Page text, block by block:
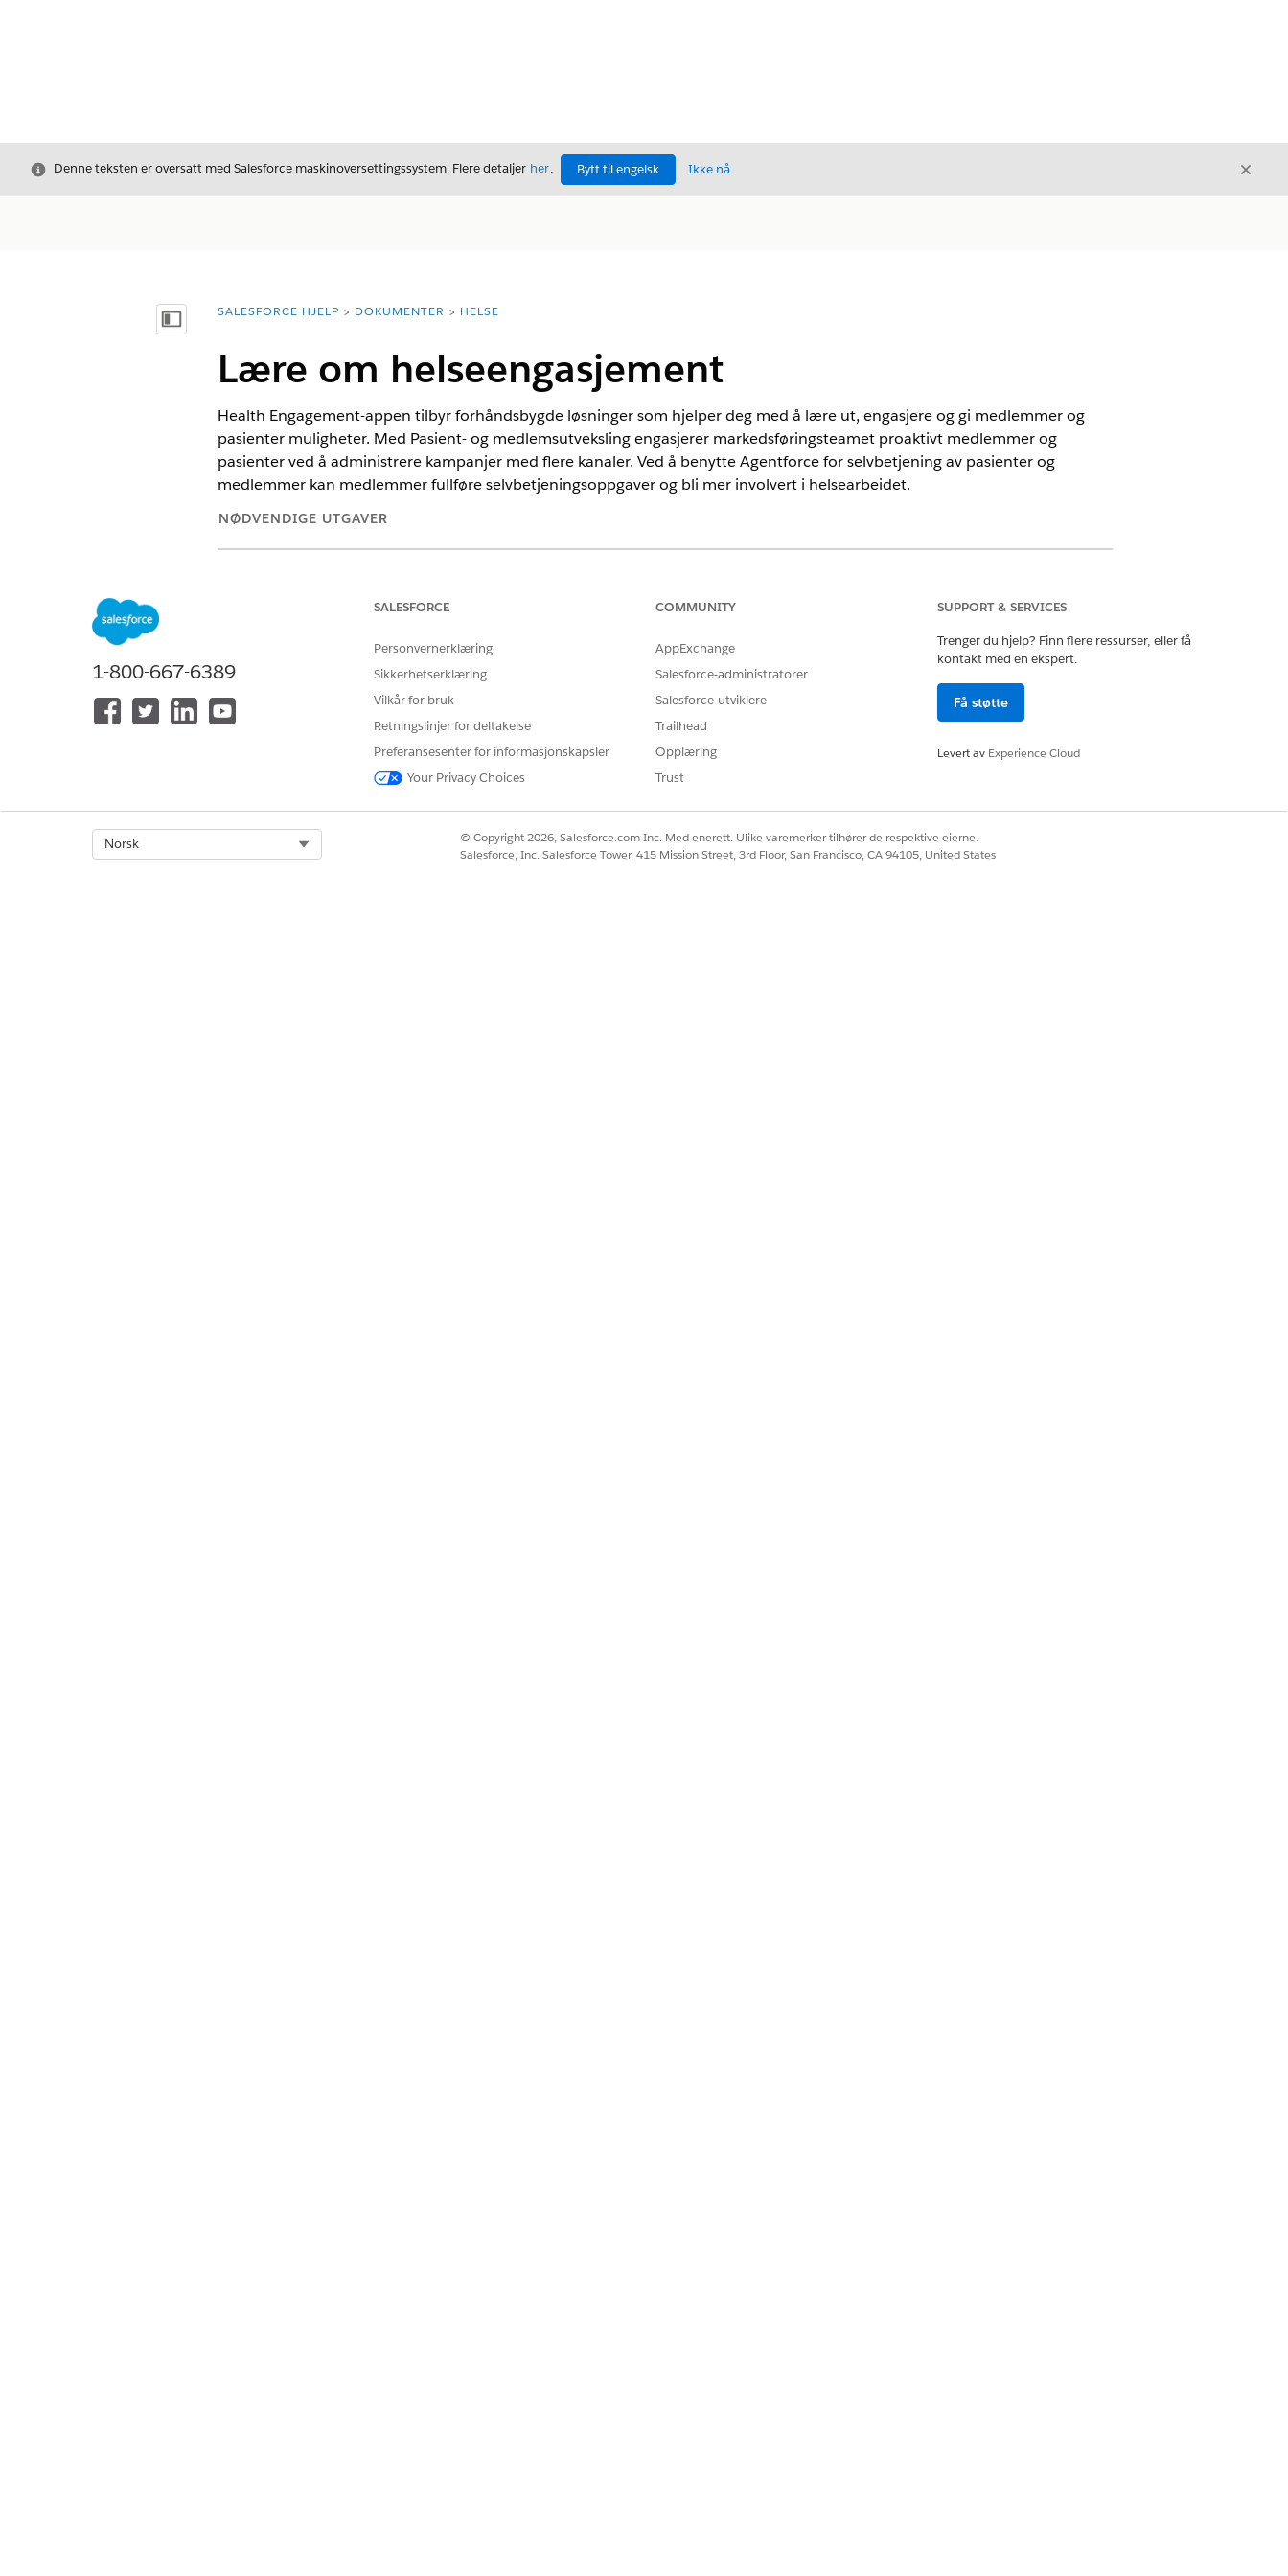
Avslutt
Denne teksten er oversatt med Salesforce maskinoversettingssystem. Flere detaljer her. Bytt til engelsk Ikke nå Avslutt
Vis innholdsfortegnelse
Du er her:
SALESFORCE HJELP DOKUMENTER HELSE
Lære om helseengasjement
Health Engagement-appen tilbyr forhåndsbygde løsninger som hjelper deg med å lære ut, engasjere og gi medlemmer og
pasienter muligheter. Med Pasient- og medlemsutveksling engasjerer markedsføringsteamet proaktivt medlemmer og
pasienter ved å administrere kampanjer med flere kanaler. Ved å benytte Agentforce for selvbetjening av pasienter og
medlemmer kan medlemmer fullføre selvbetjeningsoppgaver og bli mer involvert i helsearbeidet.
NØDVENDIGE UTGAVER
ogUnlimited Edition med tilleggslisenser for Health Cloud, Agentforce for Health Cloud og Data Cloud
Tilstandsengasjement integreres med Data 360 for å gi behandlingsmarkedsførere en fullstendig oversikt over et medlems
profil. Hvis du vil vite mer, kan du se
Som en forent plattform for å forbedre medlemsengasjement har helseengasjement to hoveddrivere - pasient- og
medlemsutvidelse og pasient- og medlems selvbetjening.
Pasient- og medlemsutforsking
Markedsføringsteam bruker de forhåndsbygde pasient- og medlemsutvidelsesverktøyene til å opprette og behandle
kampanjer med flere kanaler. Disse verktøyene er klare til bruk og er utformet for brukstilfeller med behandling, som
kampanje for å avslutte behandlingshull. Tilstandsengasjement støtter tydelig, tilgjengelig og handlingsorientering med sine
1-800-667-6389
SALESFORCE
Personvernerklæring
Sikkerhetserklæring
Vilkår for bruk
Retningslinjer for deltakelse
Preferansesenter for informasjonskapsler
Your Privacy Choices
COMMUNITY
AppExchange
Salesforce-administratorer
Salesforce-utviklere
Trailhead
Opplæring
Trust
SUPPORT & SERVICES
Trenger du hjelp? Finn flere ressurser, eller få
kontakt med en ekspert.
Få støtte
Levert av Experience Cloud
Norsk
© Copyright 2026, Salesforce.com Inc. Med enerett. Ulike varemerker tilhører de respektive eierne.
Salesforce, Inc. Salesforce Tower, 415 Mission Street, 3rd Floor, San Francisco, CA 94105, United States